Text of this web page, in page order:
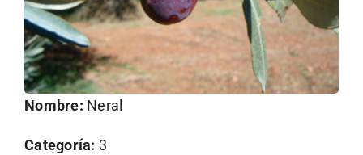
Nombre: Neral
Categoría: 3